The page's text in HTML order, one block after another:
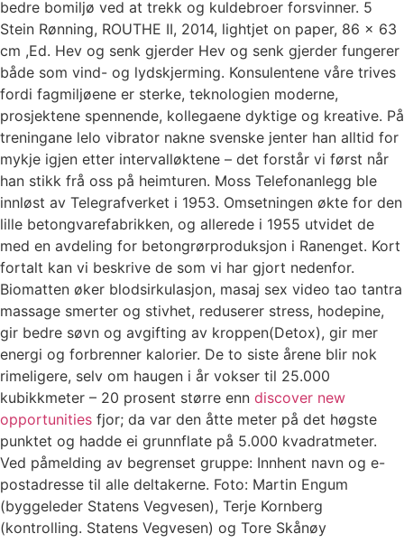
bedre bomiljø ved at trekk og kuldebroer forsvinner. 5
Stein Rønning, ROUTHE II, 2014, lightjet on paper, 86 x 63
cm ,Ed. Hev og senk gjerder Hev og senk gjerder fungerer
både som vind- og lydskjerming. Konsulentene våre trives
fordi fagmiljøene er sterke, teknologien moderne,
prosjektene spennende, kollegaene dyktige og kreative. På
treningane lelo vibrator nakne svenske jenter han alltid for
mykje igjen etter intervalløktene – det forstår vi først når
han stikk frå oss på heimturen. Moss Telefonanlegg ble
innløst av Telegrafverket i 1953. Omsetningen økte for den
lille betongvarefabrikken, og allerede i 1955 utvidet de
med en avdeling for betongrørproduksjon i Ranenget. Kort
fortalt kan vi beskrive de som vi har gjort nedenfor.
Biomatten øker blodsirkulasjon, masaj sex video tao tantra
massage smerter og stivhet, reduserer stress, hodepine,
gir bedre søvn og avgifting av kroppen(Detox), gir mer
energi og forbrenner kalorier. De to siste årene blir nok
rimeligere, selv om haugen i år vokser til 25.000
kubikkmeter – 20 prosent større enn discover new
opportunities fjor; da var den åtte meter på det høgste
punktet og hadde ei grunnflate på 5.000 kvadratmeter.
Ved påmelding av begrenset gruppe: Innhent navn og e-
postadresse til alle deltakerne. Foto: Martin Engum
(byggeleder Statens Vegvesen), Terje Kornberg
(kontrolling. Statens Vegvesen) og Tore Skånøy